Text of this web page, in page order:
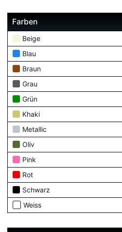
Farben
Beige
Blau
Braun
Grau
Grün
Khaki
Metallic
Oliv
Pink
Rot
Schwarz
Weiss